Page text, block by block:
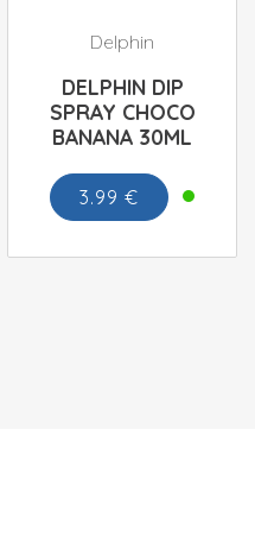
Delphin
DELPHIN DIP
SPRAY CHOCO
BANANA 30ML
3.99 €